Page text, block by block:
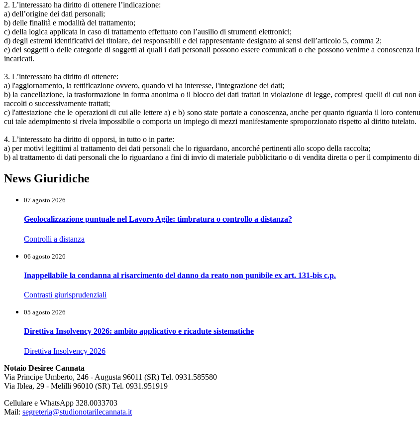
2. L’interessato ha diritto di ottenere l’indicazione:
a) dell’origine dei dati personali;
b) delle finalità e modalità del trattamento;
c) della logica applicata in caso di trattamento effettuato con l’ausilio di strumenti elettronici;
d) degli estremi identificativi del titolare, dei responsabili e del rappresentante designato ai sensi dell’articolo 5, comma 2;
e) dei soggetti o delle categorie di soggetti ai quali i dati personali possono essere comunicati o che possono venirne a
incaricati.
3. L’interessato ha diritto di ottenere:
a) l'aggiornamento, la rettificazione ovvero, quando vi ha interesse, l'integrazione dei dati;
b) la cancellazione, la trasformazione in forma anonima o il blocco dei dati trattati in violazione di legge, compresi quelli di cui
raccolti o successivamente trattati;
c) l'attestazione che le operazioni di cui alle lettere a) e b) sono state portate a conoscenza, anche per quanto riguarda il loro
cui tale adempimento si rivela impossibile o comporta un impiego di mezzi manifestamente sproporzionato rispetto al diritto tutelato.
4. L’interessato ha diritto di opporsi, in tutto o in parte:
a) per motivi legittimi al trattamento dei dati personali che lo riguardano, ancorché pertinenti allo scopo della raccolta;
b) al trattamento di dati personali che lo riguardano a fini di invio di materiale pubblicitario o di vendita diretta o per il compimento
News Giuridiche
07 agosto 2026
Geolocalizzazione puntuale nel Lavoro Agile: timbratura o controllo a distanza?
Controlli a distanza
06 agosto 2026
Inappellabile la condanna al risarcimento del danno da reato non punibile ex art. 131-bis c.p.
Contrasti giurisprudenziali
05 agosto 2026
Direttiva Insolvency 2026: ambito applicativo e ricadute sistematiche
Direttiva Insolvency 2026
Notaio Desiree Cannata
Via Principe Umberto, 246 - Augusta 96011 (SR) Tel. 0931.585580
Via Iblea, 29 - Melilli 96010 (SR) Tel. 0931.951919
Cellulare e WhatsApp 328.0033703
Mail: segreteria@studionotarilecannata.it